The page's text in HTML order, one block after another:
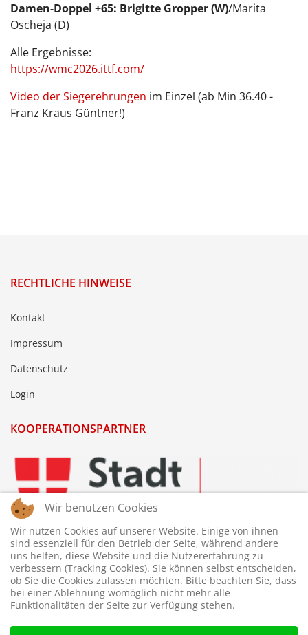
Damen-Doppel +65: Brigitte Gropper (W)/Marita
Oscheja (D)
Alle Ergebnisse:
https://wmc2026.ittf.com/
Video der Siegerehrungen im Einzel (ab Min 36.40 -
Franz Kraus Güntner!)
RECHTLICHE HINWEISE
Kontakt
Impressum
Datenschutz
Login
KOOPERATIONSPARTNER
Wir benutzen Cookies
Wir nutzen Cookies auf unserer Website. Einige von ihnen
sind essenziell für den Betrieb der Seite, während andere
uns helfen, diese Website und die Nutzererfahrung zu
verbessern (Tracking Cookies). Sie können selbst entscheiden,
ob Sie die Cookies zulassen möchten. Bitte beachten Sie, dass
bei einer Ablehnung womöglich nicht mehr alle
Funktionalitäten der Seite zur Verfügung stehen.